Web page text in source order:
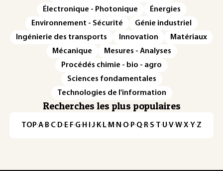
Électronique - Photonique
Énergies
Environnement - Sécurité
Génie industriel
Ingénierie des transports
Innovation
Matériaux
Mécanique
Mesures - Analyses
Procédés chimie - bio - agro
Sciences fondamentales
Technologies de l'information
Recherches les plus populaires
TOP·A·B·C· D· E· F·G· H · ·J· K· L· M · N ·O· P·Q· R·S·T·U·V·W·X·Y·Z